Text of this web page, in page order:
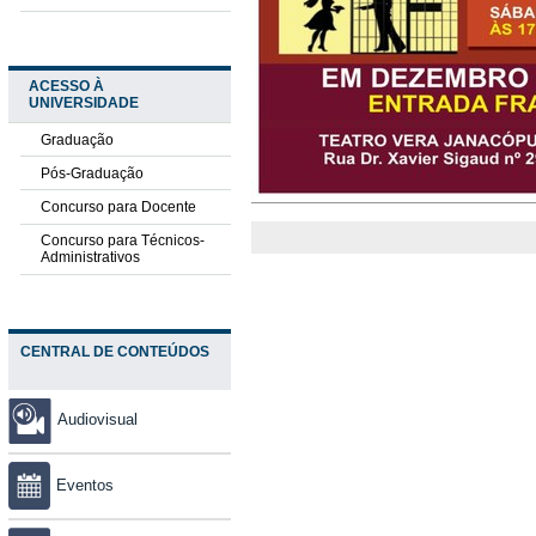
ACESSO À
UNIVERSIDADE
Graduação
Pós-Graduação
Concurso para Docente
Concurso para Técnicos-
Administrativos
CENTRAL DE CONTEÚDOS
Audiovisual
Eventos